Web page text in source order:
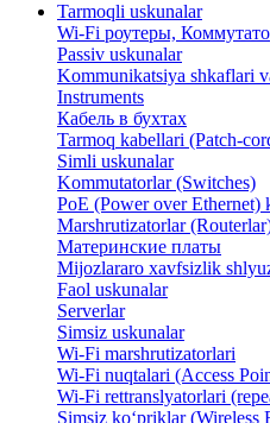
Tarmoqli uskunalar
Wi-Fi роутеры,
Passiv uskunalar
Kommunikatsiya shkaflari
Instruments
Кабель в бухтах
Tarmoq kabellari (Patch-
Simli uskunalar
Kommutatorlar (Switches)
PoE (Power over Ethernet)
Marshrutizatorlar
Материнские платы
Mijozlararo xavfsizlik
Faol uskunalar
Serverlar
Simsiz uskunalar
Wi-Fi marshrutizatorlari
Wi-Fi nuqtalari (Access
Wi-Fi rettranslyatorlari
Simsiz ko‘priklar (Wireless